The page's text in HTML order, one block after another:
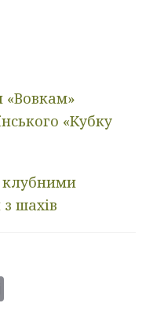
«Вовкам»
«Кубку
клубними
шахів